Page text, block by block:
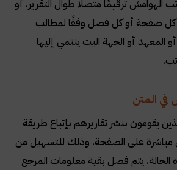
الهوامش ترقيمًا متصلًا طوال التقرير. أو
كل صفحة أو كل فصل وفقًا لمطالب
المعهد أو الجهة اليت ينتمي إليها
.
في المتن
يقومون بنشر تقاريرهم بإتباع طريقة
مباشرة على الصفحة. وذلك للتسهيل من
الحالة. يتم فصل بقية معلومات المرجع